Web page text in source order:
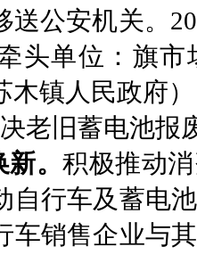
送公安机关。
牵头单位：旗
木镇人民政府）
决老旧蓄电池报
新。积极推动
自行车及蓄电
车销售企业与